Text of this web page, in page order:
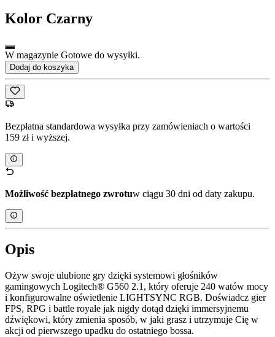
Kolor Czarny
W magazynie Gotowe do wysyłki.
Dodaj do koszyka
Bezpłatna standardowa wysyłka przy zamówieniach o wartości
159 zł i wyższej.
Możliwość bezpłatnego zwrotuw ciągu 30 dni od daty zakupu.
Opis
Ożyw swoje ulubione gry dzięki systemowi głośników
gamingowych Logitech® G560 2.1, który oferuje 240 watów mocy
i konfigurowalne oświetlenie LIGHTSYNC RGB. Doświadcz gier
FPS, RPG i battle royale jak nigdy dotąd dzięki immersyjnemu
dźwiękowi, który zmienia sposób, w jaki grasz i utrzymuje Cię w
akcji od pierwszego upadku do ostatniego bossa.